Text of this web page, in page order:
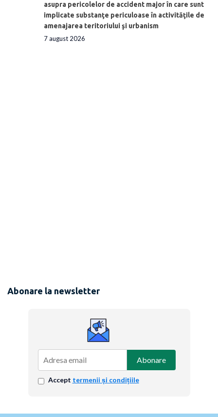
asupra pericolelor de accident major în care sunt
implicate substanţe periculoase în activităţile de
amenajarea teritoriului şi urbanism
7 august 2026
Abonare la newsletter
Abonare
Accept termenii și condițiile